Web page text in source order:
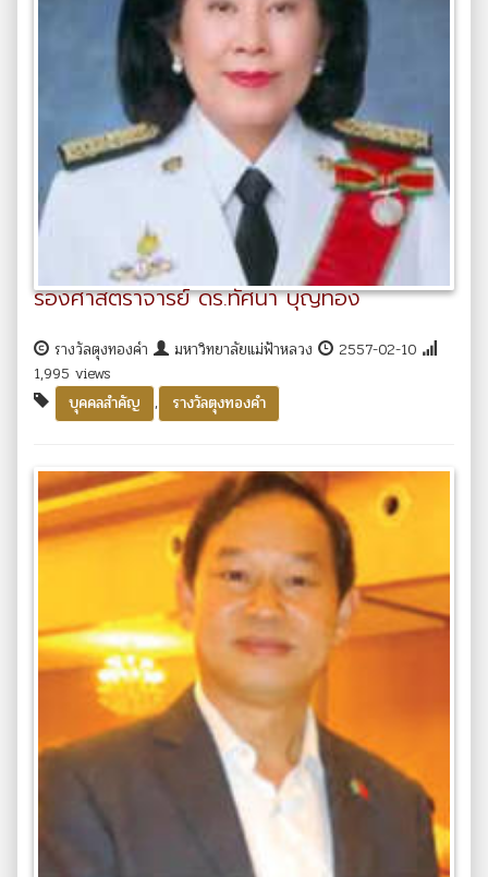
รองศาสตราจารย์ ดร.ทัศนา บุญทอง
รางวัลตุงทองคำ มหาวิทยาลัยแม่ฟ้าหลวง
2557-02-10
1,995 views
บุคคลสำคัญ
, รางวัลตุงทองคำ